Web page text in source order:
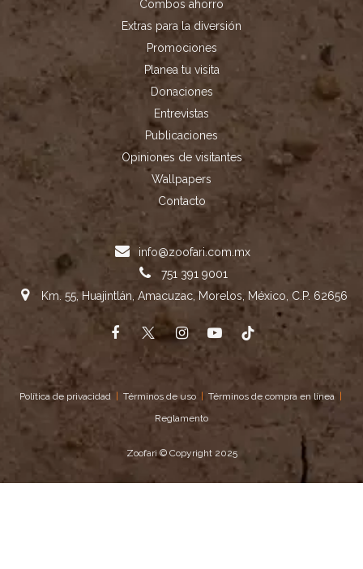
info@zoofari.com.mx
751 391 9001
Km. 55, Huajintlán, Amacuzac, Morelos, México, C.P. 62656
Combos ahorro
Extras para la diversión
Promociones
Planea tu visita
Donaciones
Entrevistas
Publicaciones
Opiniones de visitantes
Wallpapers
Contacto
Política de privacidad Términos de uso Términos de compra en línea
Reglamento
Zoofari © Copyright 2025